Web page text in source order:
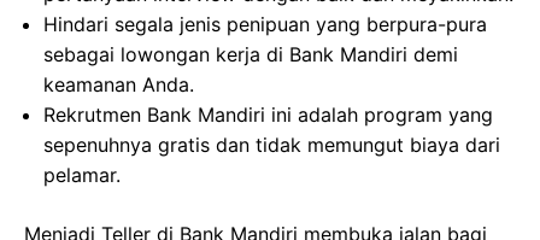
Hindari segala jenis penipuan yang berpura-pura
sebagai lowongan kerja di Bank Mandiri demi
keamanan Anda.
Rekrutmen Bank Mandiri ini adalah program yang
sepenuhnya gratis dan tidak memungut biaya dari
pelamar.
Menjadi Teller di Bank Mandiri membuka jalan bagi